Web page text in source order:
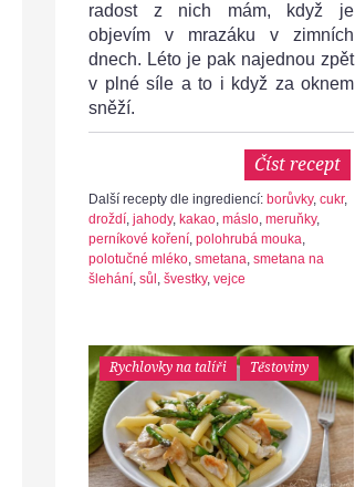
radost z nich mám, když je
objevím v mrazáku v zimních
dnech. Léto je pak najednou zpět
v plné síle a to i když za oknem
sněží.
Číst recept
Další recepty dle ingrediencí: borůvky, cukr,
droždí, jahody, kakao, máslo, meruňky,
perníkové koření, polohrubá mouka,
polotučné mléko, smetana, smetana na
šlehání, sůl , švestky, vejce
Rychlovky na talíři Těstoviny